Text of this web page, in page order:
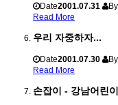
Date2001.07.31 By
Read More
우리 자중하자...
Date2001.07.30 By
Read More
손잡이 - 강남어린이